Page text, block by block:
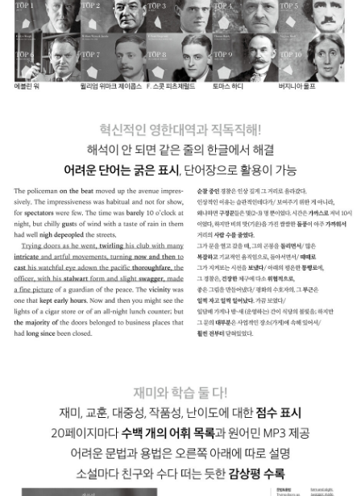
못하게 이 노인을 살해할 수 있을까?
러브데이 씨의 짧은 외출: 엄마가 매년 정원 파티를 할 때마다, 아빠는
정말 정원에서 목을 맸다. 이후 아빠는 정신병원에서 살고 있다. 10년
동안 아빠를 보지 못했다. 10년이 흐르고 아빠를 보러 갔는데, 아빠는
정신병원의 삶에 어느 정도 만족한 것처럼 보였다.
아빠에게는 시중을 드는 '러브데이 씨'가 있었다. 마치 비서처럼 아빠
를 쫓아다니며 아빠가 부탁한 일을 해주곤 했다. 매우 예의 바르고 얌
전한 사람이었다. 그런데 무려 20년 동안 정신병원에 있었다. 젊어서
실수로 사람을 죽이고, 그 이후로 쭉 정신병원에 있게 됐다. 병원에 있
는 모든 사람은 '러브데이 씨'를 아낀다. 이렇게 좋은 사람이 정신 병
원에서 잠깐 외출하는 것도 불가능할까? 안젤라는 모든 수를 동원해
서 '러브데이 씨'에게 외출을 하게 한다. '러브데이 씨'는 외출에서 무
원숭이 손: 춥고 축축한 어느 날, 친한 군인이 집에 놀러 온다. 그의 무
용담을 듣는 중에 우연히 '원숭이 손'이 나왔다. 그는 자세히 말하고
싶지 않았지만, 가족들의 강요에 못 이겨 이야기하기 시작했다. '원숭
이 손'은 3가지 소원을 들어주는데, 운명에 거스르지 않기 위해 '어떤